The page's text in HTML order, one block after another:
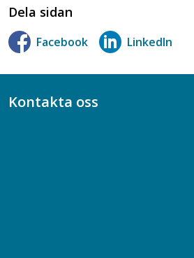
Dela sidan
Facebook LinkedIn
Kontakta oss